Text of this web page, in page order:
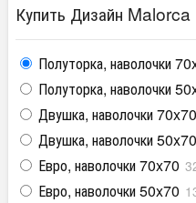
Купить Дизайн Malorca
Полуторка, наволочки
Полуторка, наволочки
Двушка, наволочки 70x70
Двушка, наволочки 50x70
Евро, наволочки 70x70
Евро, наволочки 50x70